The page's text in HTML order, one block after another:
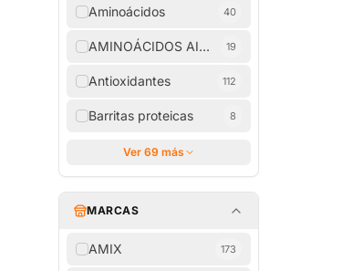
Aminoácidos 40
AMINOÁCIDOS AISLADOS
19
Antioxidantes 112
Barritas proteicas 8
Ver 69 más
MARCAS
AMIX 173